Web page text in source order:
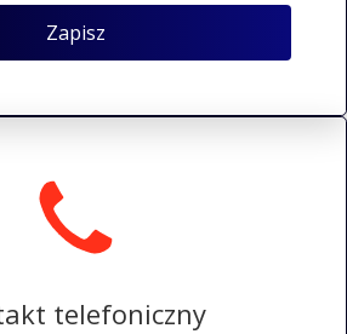
Zapisz
telefoniczny